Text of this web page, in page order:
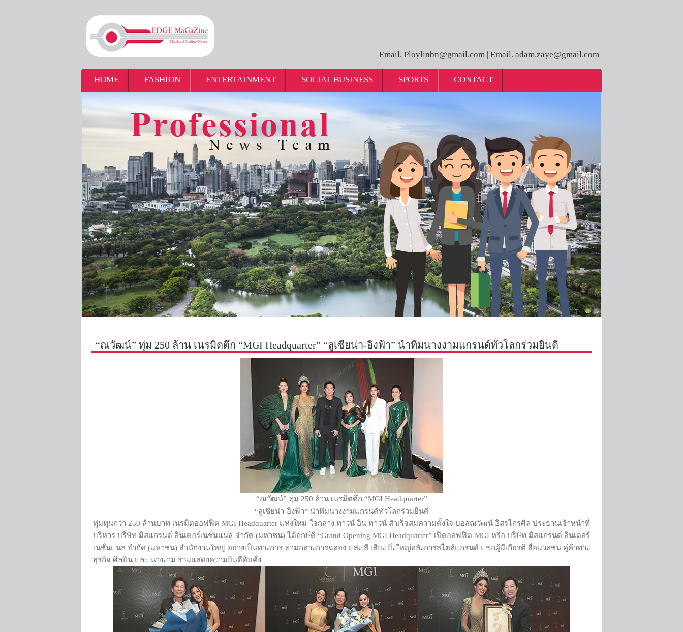
Email. Ploylinbn@gmail.com | Email. adam.zaye@gmail.com
HOME FASHION ENTERTAINMENT SOCIAL BUSINESS SPORTS CONTACT
“ณวัฒน์” ทุ่ม 250 ล้าน เนรมิตตึก “MGI Headquarter” “ลูเซียน่า-อิงฟ้า” นำทีมนางงามแกรนด์ทั่วโลกร่วมยินดี
“ณวัฒน์” ทุ่ม 250 ล้าน เนรมิตตึก “MGI Headquarter”
“ลูเซียน่า-อิงฟ้า” นำทีมนางงามแกรนด์ทั่วโลกร่วมยินดี
ทุ่มทุนกว่า 250 ล้านบาท เนรมิตออฟฟิต MGI Headquarter แห่งใหม่ ใจกลาง ทาวน์ อิน ทาวน์ สำเร็จสมความตั้งใจ บอสณวัฒน์ อิสรไกรศีล ประธานเจ้าหน้าที่
บริหาร บริษัท มิสแกรนด์ อินเตอร์เนชั่นแนล จำกัด (มหาชน) ได้ฤกษ์ดี “Grand Opening MGI Headquarter” เปิดออฟฟิต MGI หรือ บริษัท มิสแกรนด์ อินเตอร์
เนชั่นแนล จำกัด (มหาชน) สำนักงานใหญ่ อย่างเป็นทางการ ท่ามกลางการฉลอง แสง สี เสียง ยิ่งใหญ่อลังการสไตล์แกรนด์ แขกผู้มีเกียรติ สื่อมวลชน คู่ค้าทาง
ธุรกิจ ศิลปิน และ นางงาม ร่วมแสดงความยินดีคับคั่ง